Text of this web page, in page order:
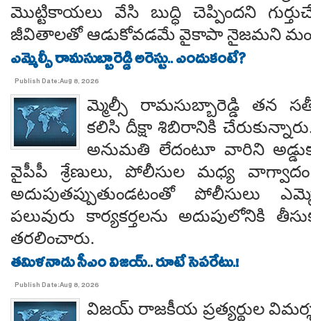
మొట్టికాయలు వేసి బుద్ధి చెప్పిందని
జీవితాలతో ఆడుకోవడమే వైకాపా నైజమని
ఎమ్మెల్సీ రామసుబ్బారెడ్డి అరెస్టు.. ఎందుకంటే?
Publish Date:Aug 8, 2026
మ్మెల్సీ రామసుబ్బారెడ్డి తన
కలిసి దీక్షా శిబిరానికి
అనుమతి లేదంటూ వారిని
వైపీపీ శ్రేణులు, పోలీసుల మధ్య వాగ్వాదం
అదుపుతప్పుతుండటంతో పోలీసులు
పలువురు కార్యకర్తలను అదుపులోనికి
తరలించారు.
తమిళనాడు సీఎం విజయ్.. రూటే సెపరేటు.!
Publish Date:Aug 8, 2026
విజయ్ రాజకీయ ప్రత్యర్థుల